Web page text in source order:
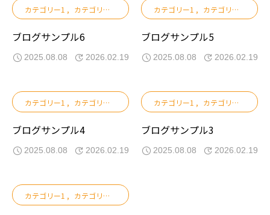
カテゴリー1 カテゴリー2 カテゴリー3
ブログサンプル6
2025.08.08 2026.02.19
カテゴリー1 カテゴリー2 カ
ブログサンプル5
2025.08.08 2026.02.19
カテゴリー1 カテゴリー2 カテゴリー3
ブログサンプル4
2025.08.08 2026.02.19
カテゴリー1 カテゴリー2 カ
ブログサンプル3
2025.08.08 2026.02.19
カテゴリー1 カテゴリー2 カテゴリー3